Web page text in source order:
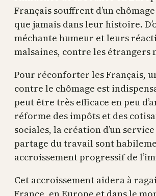
Français souffrent d’un
que jamais dans leur histoire.
méchante humeur et leurs
malsaines, contre les étrangers
Pour réconforter les Français,
contre le chômage est
peut être très efficace en peu
réforme des impôts et des
sociales, la création d’un
partage du travail sont
accroissement progressif de
Cet accroissement aidera à